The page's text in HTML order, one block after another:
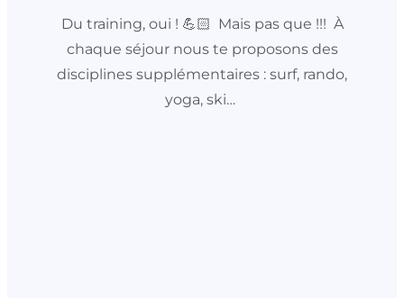
Du training, oui ! 💪🏻 Mais pas que !!! À
chaque séjour nous te proposons des
disciplines supplémentaires : surf, rando,
yoga, ski…